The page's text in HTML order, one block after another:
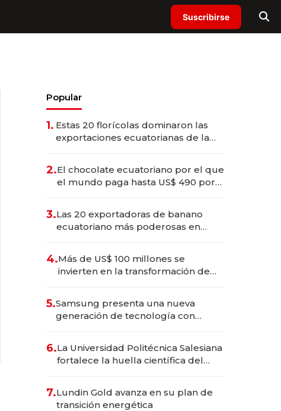
Suscribirse
Popular
1. Estas 20 florícolas dominaron las
exportaciones ecuatorianas de la
2.El chocolate ecuatoriano por el que
el mundo paga hasta US$ 490 por
3.Las 20 exportadoras de banano
ecuatoriano más poderosas en
4.Más de US$ 100 millones se
invierten en la transformación de
5.Samsung presenta una nueva
generación de tecnología con
6.La Universidad Politécnica Salesiana
fortalece la huella científica del
7.Lundin Gold avanza en su plan de
transición energética